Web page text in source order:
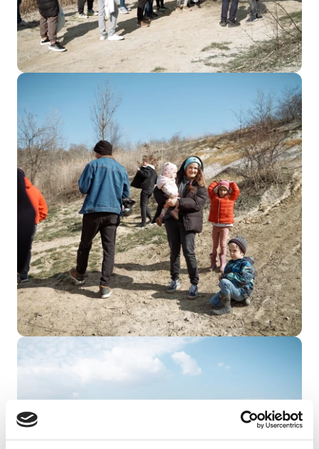
Bezárás